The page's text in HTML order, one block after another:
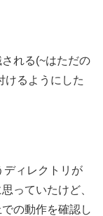
れる(~はただの
けるようにした
ディレクトリが
っていたけど、
の動作を確認し